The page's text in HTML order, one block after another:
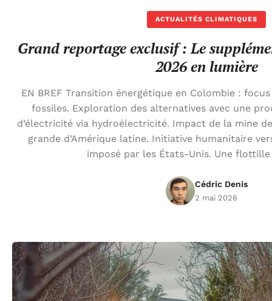
ACTUALITÉS CLIMATIQUES
Grand reportage exclusif : Le
2026 en lumière
EN BREF Transition énergétique en Colombie :
fossiles. Exploration des alternatives avec une
d’électricité via hydroélectricité. Impact de la mine
grande d’Amérique latine. Initiative humanitaire
imposé par les États-Unis. Une
Cédric Denis
2 mai 2026